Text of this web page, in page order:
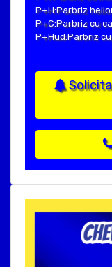
P+H:Parbriz
P+C:Parbriz cu
P+Hud:Parbriz
Solicita